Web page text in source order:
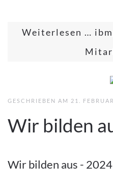
Weiterlesen …
GESCHRIEBEN AM 21.
Wir bilden
Wir bilden aus - 2024